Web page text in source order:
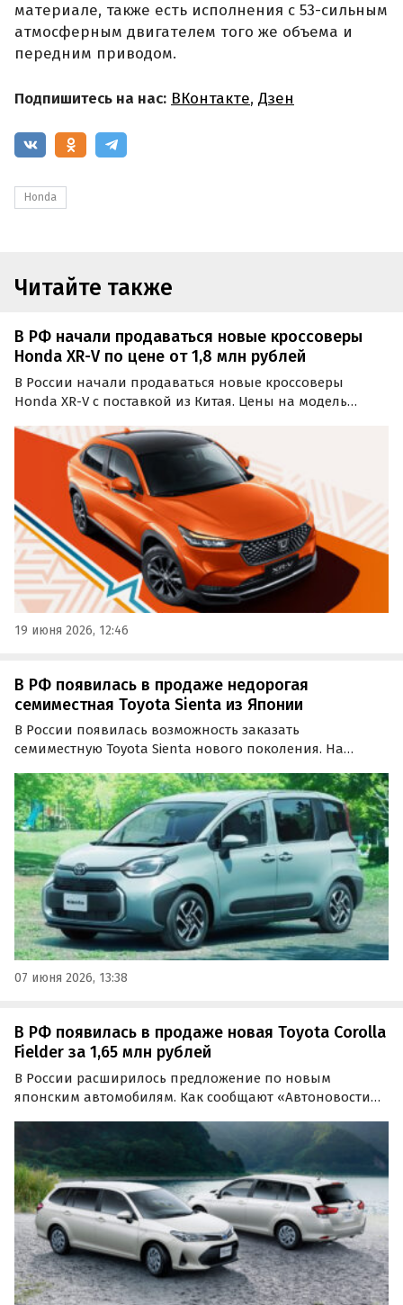
материале, также есть исполнения с 53-сильным
атмосферным двигателем того же объема и
передним приводом.
Подпишитесь на нас: ВКонтакте, Дзен
Honda
Читайте также
В РФ начали продаваться новые кроссоверы
Honda XR-V по цене от 1,8 млн рублей
В России начали продаваться новые кроссоверы
Honda XR-V с поставкой из Китая. Цены на модель
Honda на одном из классифайдов стартуют от 1 800 000
рублей, сообщает портал «Автоновости дня».
19 июня 2026, 12:46
В РФ появилась в продаже недорогая
семиместная Toyota Sienta из Японии
В России появилась возможность заказать
семиместную Toyota Sienta нового поколения. На
по цене от 1 850 000 рублей, сообщает издание
«Автоновости дня».
07 июня 2026, 13:38
В РФ появилась в продаже новая Toyota Corolla
Fielder за 1,65 млн рублей
В России расширилось предложение по новым
японским автомобилям. Как сообщают «Автоновости
Fielder стоимостью 1 650 000 рублей. За эти деньги
привезти его под заказ может компания из Иркутска.